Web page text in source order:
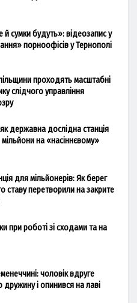
сумки будуть»: відеозапис у
порноофісів у Тернополі
проходять масштабні
слідчого управління
державна дослідна станція
на «насіннєвому»
для мільйонерів: Як берег
ставу перетворили на закрите
при роботі зі сходами та на
чоловік вдруге
і опинився на лаві